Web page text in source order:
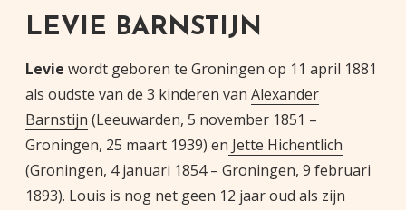
LEVIE BARNSTIJN
Levie wordt geboren te Groningen op 11 april 1881
als oudste van de 3 kinderen van Alexander
Barnstijn (Leeuwarden, 5 november 1851 –
Groningen, 25 maart 1939) en Jette Hichentlich
(Groningen, 4 januari 1854 – Groningen, 9 februari
1893). Louis is nog net geen 12 jaar oud als zijn